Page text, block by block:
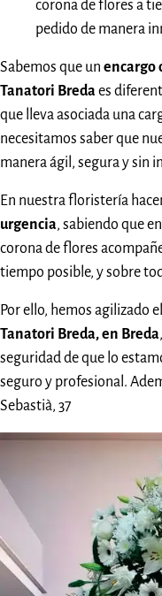
corona de flores a
pedido de manera
Sabemos que un encargo
Tanatori Bredaes
que lleva asociada una
necesitamos saber que
manera ágil, segura y sin
En nuestra floristería
urgencia, sabiendo que
corona de flores
tiempo posible, y sobre
Por ello, hemos agilizado
Tanatori Breda, en Breda
seguridad de que lo
seguro y profesional.
Sebastià, 37